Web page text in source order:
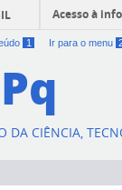
Acesso à
1 Ir para o menu
DA CIÊNCIA,